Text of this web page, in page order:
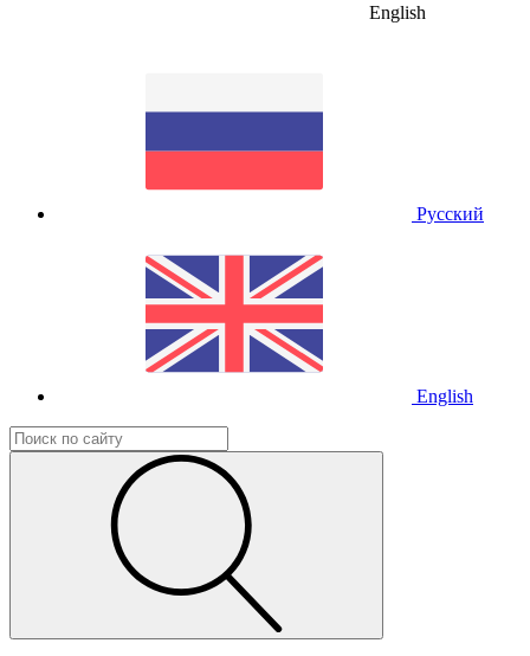
English
Русский
English